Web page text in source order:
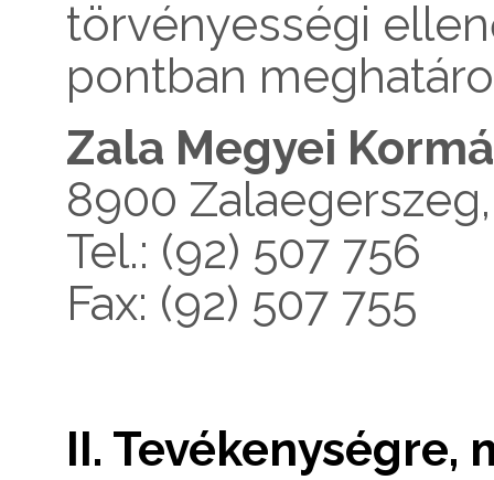
törvényességi
pontban
Zala Megyei
8900
Tel.: (92) 507 756
Fax: (92) 507 755
II. Tevékenységre,